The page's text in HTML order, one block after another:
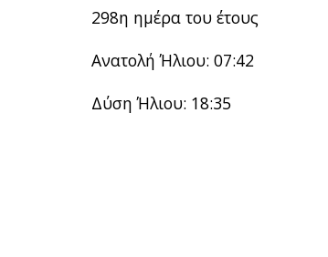
298η ημέρα του έτους
Ανατολή Ήλιου: 07:42
Δύση Ήλιου: 18:35